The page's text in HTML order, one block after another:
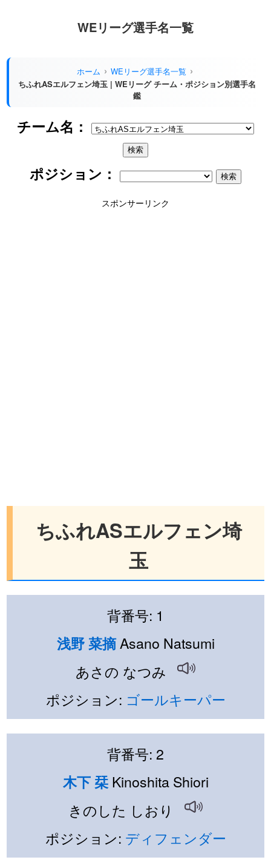
WEリーグ選手名一覧
ホーム
WEリーグ選手名一覧
ちふれASエルフェン埼玉 | WEリーグ チーム・ポジション別選手名
鑑
チーム名：
ポジション：
スポンサーリンク
ちふれASエルフェン埼
玉
背番号: 1
浅野 菜摘Asano Natsumi
あさの なつみ
ポジション: ゴールキーパー
背番号: 2
木下 栞Kinoshita Shiori
きのした しおり
ポジション: ディフェンダー